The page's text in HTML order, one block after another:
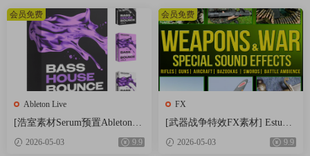
Product Details:
• 88 WAV Loops (Including Drums, Melodics, Vocals, FX)
• 72 MIDI Files
• 24-Bit/44.1kHz WAV Quality
• BPM & Key Labelled
• 100% Royalty-Free
home page
Ableton Live
[浩室素材Serum预置Ableton模
板FL模板] Shadow Samples Bas
s House Bounce Vol.2 The Comp
2026-05-03 9.9
会员免费
FX
[武器战争特效FX素材] Estudio
s Talkback Weapons and War Sp
ecial Sound Effects [FLAC]（21
2026-05-03 9.9
会员免费